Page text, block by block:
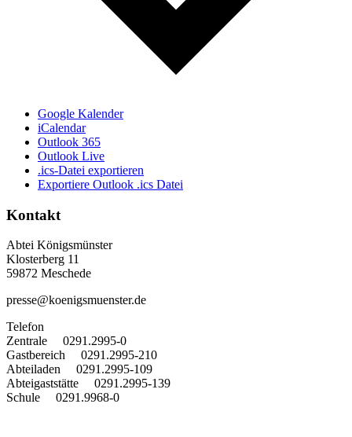
Google Kalender
iCalendar
Outlook 365
Outlook Live
.ics-Datei exportieren
Exportiere Outlook .ics Datei
Kontakt
Abtei Königsmünster
Klosterberg 11
59872 Meschede
presse@koenigsmuenster.de
Telefon
Zentrale 0291.2995-0
Gastbereich 0291.2995-210
Abteiladen 0291.2995-109
Abteigaststätte 0291.2995-139
Schule 0291.9968-0